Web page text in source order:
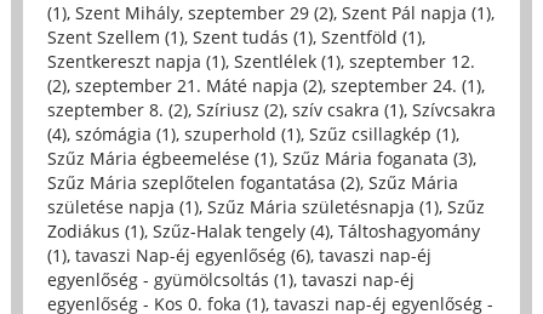
(1), Szent Mihály, szeptember 29 (2), Szent Pál napja (1),
Szent Szellem (1), Szent tudás (1), Szentföld (1),
Szentkereszt napja (1), Szentlélek (1), szeptember 12.
(2), szeptember 21. Máté napja (2), szeptember 24. (1),
szeptember 8. (2), Szíriusz (2), szív csakra (1), Szívcsakra
(4), szómágia (1), szuperhold (1), Szűz csillagkép (1),
Szűz Mária égbeemelése (1), Szűz Mária foganata (3),
Szűz Mária szeplőtelen fogantatása (2), Szűz Mária
születése napja (1), Szűz Mária születésnapja (1), Szűz
Zodiákus (1), Szűz-Halak tengely (4), Táltoshagyomány
(1), tavaszi Nap-éj egyenlőség (6), tavaszi nap-éj
egyenlőség - gyümölcsoltás (1), tavaszi nap-éj
egyenlőség - Kos 0. foka (1), tavaszi nap-éj egyenlőség -